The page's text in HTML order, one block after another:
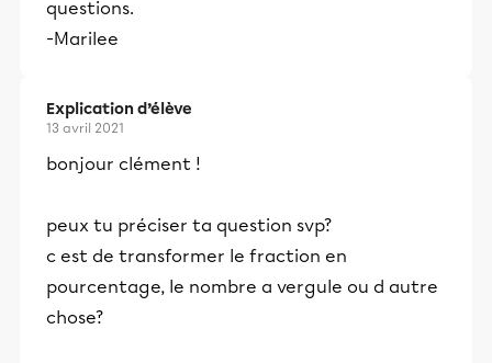
questions.
-Marilee
Explication d’élève
13 avril 2021
bonjour clément !
peux tu préciser ta question svp?
c est de transformer le fraction en
pourcentage, le nombre a vergule ou d autre
chose?